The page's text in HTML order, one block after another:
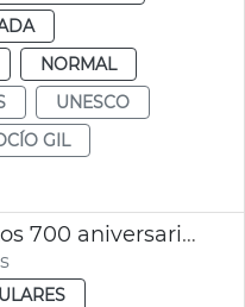
NORMAL
UNESCO
GIL
Gala presentación actos 700 aniversario Corpus Christi València